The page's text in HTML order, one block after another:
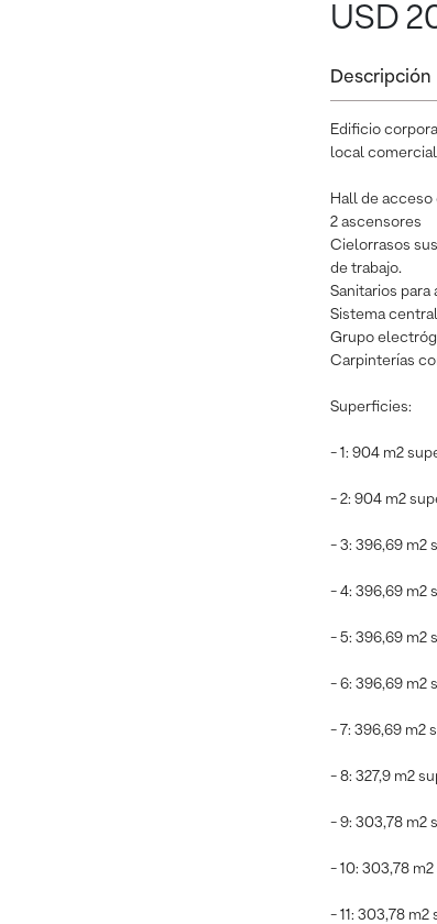
USD
Descripción
Edificio
local
Hall de
2 ascensores
Cielorrasos
de trabajo.
Sanitarios para
Sistema
Grupo
Carpinterías
Superficies:
- 1: 904 m2
- 2: 904 m2
- 3: 396,69 m2
- 4: 396,69 m2
- 5: 396,69 m2
- 6: 396,69 m2
- 7: 396,69 m2
- 8: 327,9 m2
- 9: 303,78 m2
- 10: 303,78
- 11: 303,78